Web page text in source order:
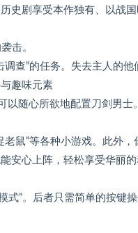
史剧享受本作独有、以战
击。
调查”的任务。失去主人的
趣味元素
以随心所欲地配置刀剑男
鼠”等各种小游戏。此外
安心上阵，轻松享受华丽
”。后者只需简单的按键